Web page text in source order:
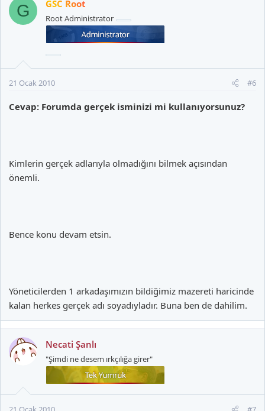
G GSC Root
Root Administrator
21 Ocak 2010 #6
Cevap: Forumda gerçek isminizi mi kullanıyorsunuz?
Kimlerin gerçek adlarıyla olmadığını bilmek açısından
önemli.
Bence konu devam etsin.
Yöneticilerden 1 arkadaşımızın bildiğimiz mazereti haricinde
kalan herkes gerçek adı soyadıyladır. Buna ben de dahilim.
Necati Şanlı
"Şimdi ne desem ırkçılığa girer"